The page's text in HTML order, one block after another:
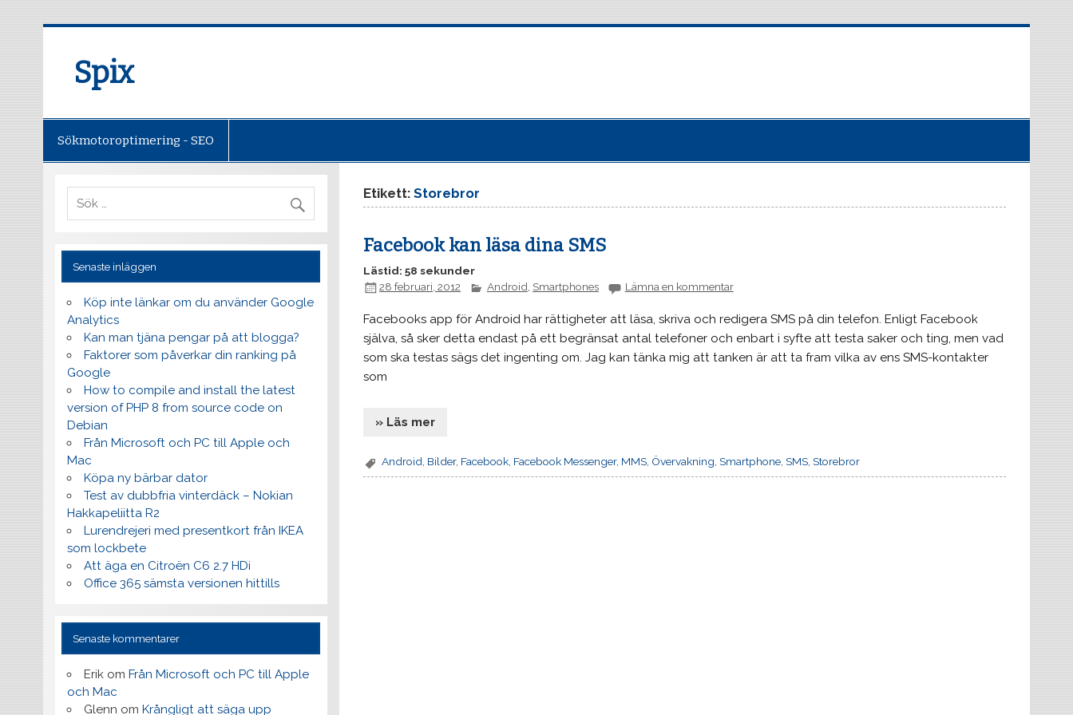
Spix
Sökmotoroptimering - SEO
Etikett:Storebror
Facebook kan läsa dina SMS
Lästid: 58 sekunder
28 februari, 2012
Android, Smartphones Lämna en kommentar
Facebooks app för Android har rättigheter att läsa, skriva och redigera SMS på din telefon. Enligt Facebook
själva, så sker detta endast på ett begränsat antal telefoner och enbart i syfte att testa saker och ting, men vad
som ska testas sägs det ingenting om. Jag kan tänka mig att tanken är att ta fram vilka av ens SMS-kontakter
som
» Läs mer
Android, Bilder, Facebook, Facebook Messenger, MMS, Övervakning,Smartphone,SMS,Storebror
Senaste inläggen
Köp inte länkar om du använder Google
Analytics
Kan man tjäna pengar på att blogga?
Faktorer som påverkar din ranking på
Google
How to compile and install the latest
version of PHP 8 from source code on
Debian
Från Microsoft och PC till Apple och
Mac
Köpa ny bärbar dator
Test av dubbfria vinterdäck – Nokian
Hakkapeliitta R2
Lurendrejeri med presentkort från IKEA
som lockbete
Att äga en Citroën C6 2.7 HDi
Office 365 sämsta versionen hittills
Senaste kommentarer
Erik omFrån Microsoft och PC till Apple
och Mac
Glenn omKrångligt att säga upp